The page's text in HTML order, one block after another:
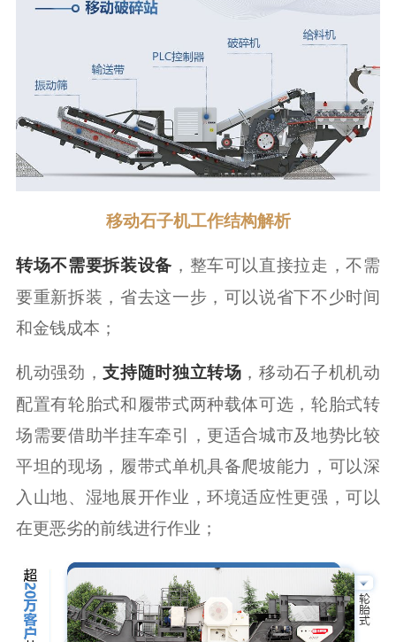
移动石子机工作结构解析
转场不需要拆装设备 ，整车可以直接拉走，不需
要重新拆装，省去这一步，可以说省下不少时间
和金钱成本；
机动强劲，支持随时独立转场 ，移动石子机机动
配置有轮胎式和履带式两种载体可选，轮胎式转
场需要借助半挂车牵引，更适合城市及地势比较
平坦的现场，履带式单机具备爬坡能力，可以深
入山地、湿地展开作业，环境适应性更强，可以
在更恶劣的前线进行作业；